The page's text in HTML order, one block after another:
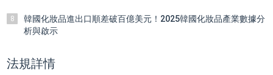
8
韓國化妝品進出口順差破百億美元！2025韓國化妝品產業數據分
析與啟示
法規詳情